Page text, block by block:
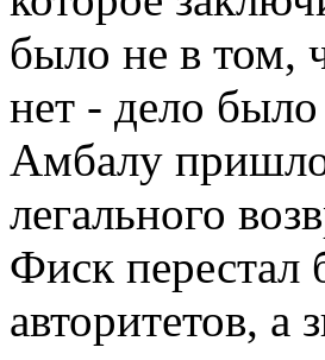
было не в том,
нет - дело
Амбалу
легального
Фиск перестал
авторитетов, а